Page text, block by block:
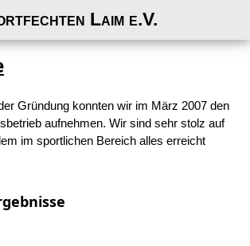
Laim e.V.
Gründung konnten wir im März 2007 den
aufnehmen. Wir sind sehr stolz auf
im sportlichen Bereich alles erreicht